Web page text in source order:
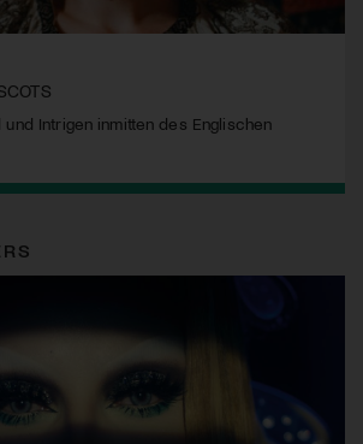
und Intrigen inmitten des Englischen